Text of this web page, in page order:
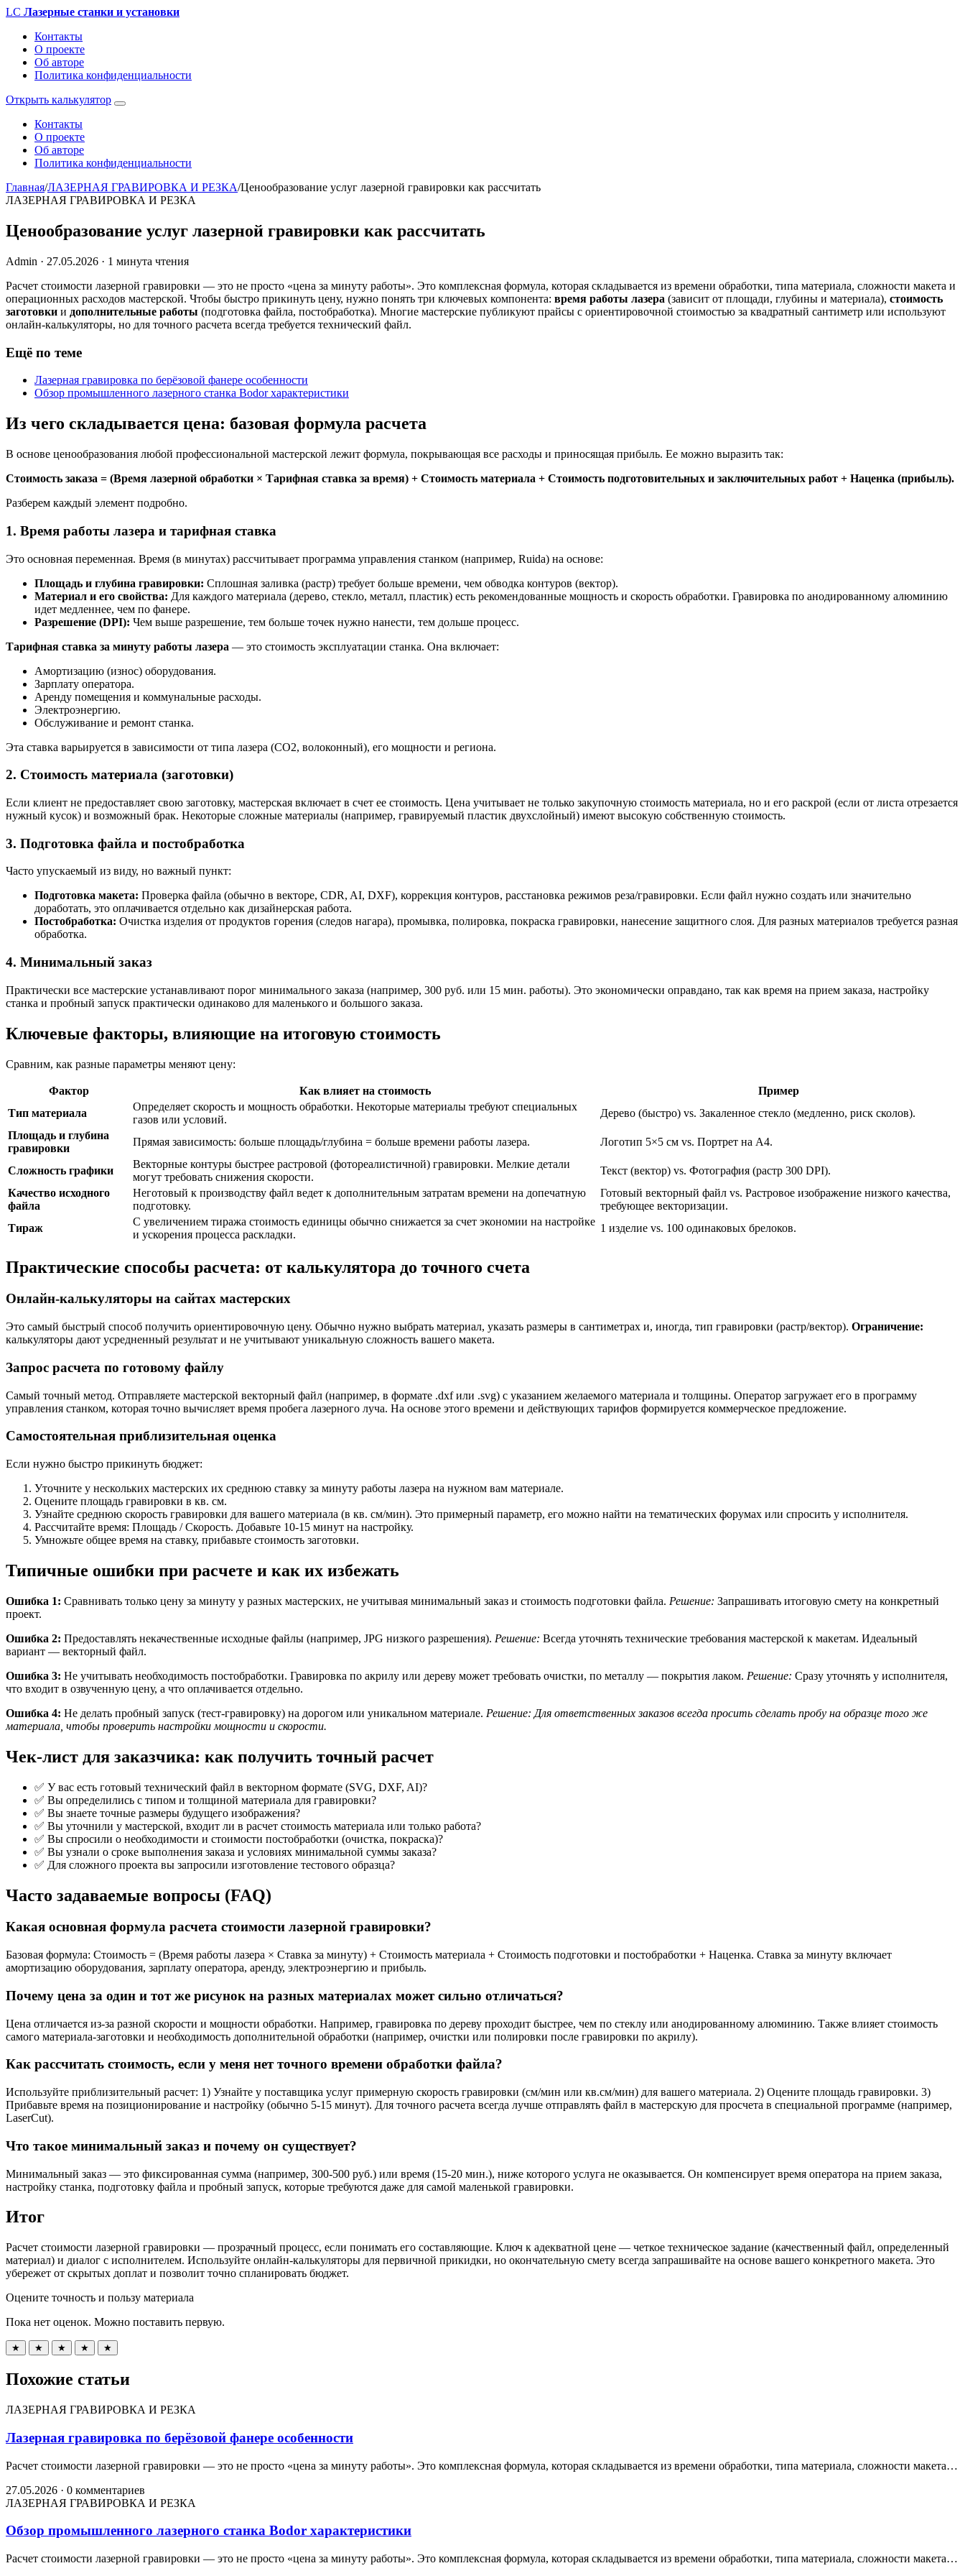
LC Лазерные станки и установки
Контакты
О проекте
Об авторе
Политика конфиденциальности
Открыть калькулятор
Контакты
О проекте
Об авторе
Политика конфиденциальности
Главная/ЛАЗЕРНАЯ ГРАВИРОВКА И РЕЗКА/Ценообразование услуг лазерной гравировки как рассчитать
ЛАЗЕРНАЯ ГРАВИРОВКА И РЕЗКА
Ценообразование услуг лазерной гравировки как рассчитать
Admin · 27.05.2026 · 1 минута чтения
Расчет стоимости лазерной гравировки — это не просто «цена за минуту работы». Это комплексная формула, которая складывается из времени обработки, типа материала, сложности макета и
операционных расходов мастерской. Чтобы быстро прикинуть цену, нужно понять три ключевых компонента: время работы лазера (зависит от площади, глубины и материала), стоимость
заготовки и дополнительные работы (подготовка файла, постобработка). Многие мастерские публикуют прайсы с ориентировочной стоимостью за квадратный сантиметр или используют
онлайн-калькуляторы, но для точного расчета всегда требуется технический файл.
Ещё по теме
Лазерная гравировка по берёзовой фанере особенности
Обзор промышленного лазерного станка Bodor характеристики
Из чего складывается цена: базовая формула расчета
В основе ценообразования любой профессиональной мастерской лежит формула, покрывающая все расходы и приносящая прибыль. Ее можно выразить так:
Стоимость заказа = (Время лазерной обработки × Тарифная ставка за время) + Стоимость материала + Стоимость подготовительных и заключительных работ + Наценка (прибыль).
Разберем каждый элемент подробно.
1. Время работы лазера и тарифная ставка
Это основная переменная. Время (в минутах) рассчитывает программа управления станком (например, Ruida) на основе:
Площадь и глубина гравировки: Сплошная заливка (растр) требует больше времени, чем обводка контуров (вектор).
Материал и его свойства: Для каждого материала (дерево, стекло, металл, пластик) есть рекомендованные мощность и скорость обработки. Гравировка по анодированному алюминию
идет медленнее, чем по фанере.
Разрешение (DPI): Чем выше разрешение, тем больше точек нужно нанести, тем дольше процесс.
Тарифная ставка за минуту работы лазера — это стоимость эксплуатации станка. Она включает:
Амортизацию (износ) оборудования.
Зарплату оператора.
Аренду помещения и коммунальные расходы.
Электроэнергию.
Обслуживание и ремонт станка.
Эта ставка варьируется в зависимости от типа лазера (CO2, волоконный), его мощности и региона.
2. Стоимость материала (заготовки)
Если клиент не предоставляет свою заготовку, мастерская включает в счет ее стоимость. Цена учитывает не только закупочную стоимость материала, но и его раскрой (если от листа отрезается
нужный кусок) и возможный брак. Некоторые сложные материалы (например, гравируемый пластик двухслойный) имеют высокую собственную стоимость.
3. Подготовка файла и постобработка
Часто упускаемый из виду, но важный пункт:
Подготовка макета: Проверка файла (обычно в векторе, CDR, AI, DXF), коррекция контуров, расстановка режимов реза/гравировки. Если файл нужно создать или значительно
доработать, это оплачивается отдельно как дизайнерская работа.
Постобработка: Очистка изделия от продуктов горения (следов нагара), промывка, полировка, покраска гравировки, нанесение защитного слоя. Для разных материалов требуется разная
обработка.
4. Минимальный заказ
Практически все мастерские устанавливают порог минимального заказа (например, 300 руб. или 15 мин. работы). Это экономически оправдано, так как время на прием заказа, настройку
станка и пробный запуск практически одинаково для маленького и большого заказа.
Ключевые факторы, влияющие на итоговую стоимость
Сравним, как разные параметры меняют цену:
Фактор Как влияет на стоимость
Пример
Тип материала
Определяет скорость и мощность обработки. Некоторые материалы требуют специальных
газов или условий.
Дерево (быстро) vs. Закаленное стекло (медленно, риск сколов).
Площадь и глубина
гравировки
Прямая зависимость: больше площадь/глубина = больше времени работы лазера. Логотип 5×5 см vs. Портрет на А4.
Сложность графики
Векторные контуры быстрее растровой (фотореалистичной) гравировки. Мелкие детали
могут требовать снижения скорости.
Текст (вектор) vs. Фотография (растр 300 DPI).
Качество исходного
файла
Неготовый к производству файл ведет к дополнительным затратам времени на допечатную
подготовку.
Готовый векторный файл vs. Растровое изображение низкого качества,
требующее векторизации.
Тираж
С увеличением тиража стоимость единицы обычно снижается за счет экономии на настройке
и ускорения процесса раскладки.
1 изделие vs. 100 одинаковых брелоков.
Практические способы расчета: от калькулятора до точного счета
Онлайн-калькуляторы на сайтах мастерских
Это самый быстрый способ получить ориентировочную цену. Обычно нужно выбрать материал, указать размеры в сантиметрах и, иногда, тип гравировки (растр/вектор). Ограничение:
калькуляторы дают усредненный результат и не учитывают уникальную сложность вашего макета.
Запрос расчета по готовому файлу
Самый точный метод. Отправляете мастерской векторный файл (например, в формате .dxf или .svg) с указанием желаемого материала и толщины. Оператор загружает его в программу
управления станком, которая точно вычисляет время пробега лазерного луча. На основе этого времени и действующих тарифов формируется коммерческое предложение.
Самостоятельная приблизительная оценка
Если нужно быстро прикинуть бюджет:
Уточните у нескольких мастерских их среднюю ставку за минуту работы лазера на нужном вам материале.
Оцените площадь гравировки в кв. см.
Узнайте среднюю скорость гравировки для вашего материала (в кв. см/мин). Это примерный параметр, его можно найти на тематических форумах или спросить у исполнителя.
Рассчитайте время: Площадь / Скорость. Добавьте 10-15 минут на настройку.
Умножьте общее время на ставку, прибавьте стоимость заготовки.
Типичные ошибки при расчете и как их избежать
Ошибка 1: Сравнивать только цену за минуту у разных мастерских, не учитывая минимальный заказ и стоимость подготовки файла. Решение: Запрашивать итоговую смету на конкретный
проект.
Ошибка 2: Предоставлять некачественные исходные файлы (например, JPG низкого разрешения). Решение: Всегда уточнять технические требования мастерской к макетам. Идеальный
вариант — векторный файл.
Ошибка 3: Не учитывать необходимость постобработки. Гравировка по акрилу или дереву может требовать очистки, по металлу — покрытия лаком. Решение: Сразу уточнять у исполнителя,
что входит в озвученную цену, а что оплачивается отдельно.
Ошибка 4: Не делать пробный запуск (тест-гравировку) на дорогом или уникальном материале. Решение: Для ответственных заказов всегда просить сделать пробу на образце того же
материала, чтобы проверить настройки мощности и скорости.
Чек-лист для заказчика: как получить точный расчет
✅ У вас есть готовый технический файл в векторном формате (SVG, DXF, AI)?
✅ Вы определились с типом и толщиной материала для гравировки?
✅ Вы знаете точные размеры будущего изображения?
✅ Вы уточнили у мастерской, входит ли в расчет стоимость материала или только работа?
✅ Вы спросили о необходимости и стоимости постобработки (очистка, покраска)?
✅ Вы узнали о сроке выполнения заказа и условиях минимальной суммы заказа?
✅ Для сложного проекта вы запросили изготовление тестового образца?
Часто задаваемые вопросы (FAQ)
Какая основная формула расчета стоимости лазерной гравировки?
Базовая формула: Стоимость = (Время работы лазера × Ставка за минуту) + Стоимость материала + Стоимость подготовки и постобработки + Наценка. Ставка за минуту включает
амортизацию оборудования, зарплату оператора, аренду, электроэнергию и прибыль.
Почему цена за один и тот же рисунок на разных материалах может сильно отличаться?
Цена отличается из-за разной скорости и мощности обработки. Например, гравировка по дереву проходит быстрее, чем по стеклу или анодированному алюминию. Также влияет стоимость
самого материала-заготовки и необходимость дополнительной обработки (например, очистки или полировки после гравировки по акрилу).
Как рассчитать стоимость, если у меня нет точного времени обработки файла?
Используйте приблизительный расчет: 1) Узнайте у поставщика услуг примерную скорость гравировки (см/мин или кв.см/мин) для вашего материала. 2) Оцените площадь гравировки. 3)
Прибавьте время на позиционирование и настройку (обычно 5-15 минут). Для точного расчета всегда лучше отправлять файл в мастерскую для просчета в специальной программе (например,
LaserCut).
Что такое минимальный заказ и почему он существует?
Минимальный заказ — это фиксированная сумма (например, 300-500 руб.) или время (15-20 мин.), ниже которого услуга не оказывается. Он компенсирует время оператора на прием заказа,
настройку станка, подготовку файла и пробный запуск, которые требуются даже для самой маленькой гравировки.
Итог
Расчет стоимости лазерной гравировки — прозрачный процесс, если понимать его составляющие. Ключ к адекватной цене — четкое техническое задание (качественный файл, определенный
материал) и диалог с исполнителем. Используйте онлайн-калькуляторы для первичной прикидки, но окончательную смету всегда запрашивайте на основе вашего конкретного макета. Это
убережет от скрытых доплат и позволит точно спланировать бюджет.
Оцените точность и пользу материала
Пока нет оценок. Можно поставить первую.
★ ★ ★ ★ ★
Похожие статьи
ЛАЗЕРНАЯ ГРАВИРОВКА И РЕЗКА
Лазерная гравировка по берёзовой фанере особенности
Расчет стоимости лазерной гравировки — это не просто «цена за минуту работы». Это комплексная формула, которая складывается из времени обработки, типа материала, сложности макета…
27.05.2026 · 0 комментариев
ЛАЗЕРНАЯ ГРАВИРОВКА И РЕЗКА
Обзор промышленного лазерного станка Bodor характеристики
Расчет стоимости лазерной гравировки — это не просто «цена за минуту работы». Это комплексная формула, которая складывается из времени обработки, типа материала, сложности макета…